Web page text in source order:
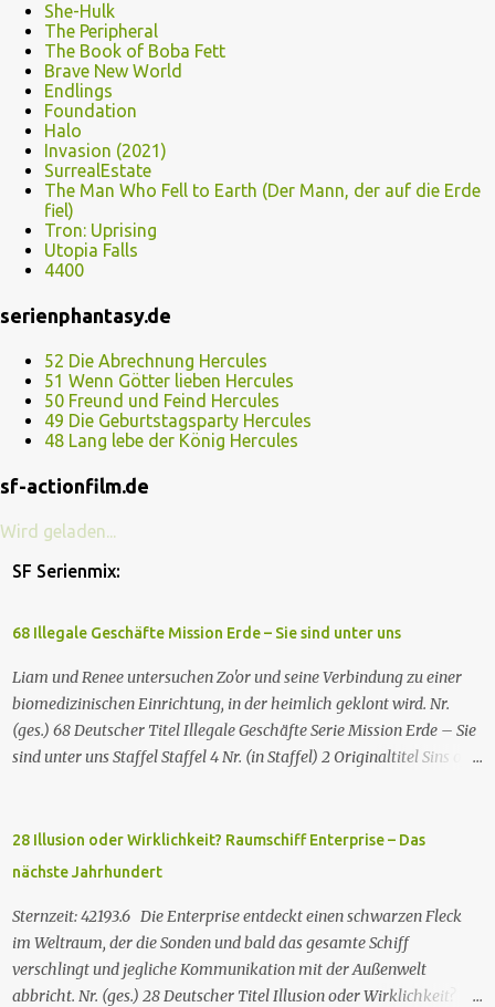
She-Hulk
The Peripheral
The Book of Boba Fett
Brave New World
Endlings
Foundation
Halo
Invasion (2021)
SurrealEstate
The Man Who Fell to Earth (Der Mann, der auf die Erde
fiel)
Tron: Uprising
Utopia Falls
4400
serienphantasy.de
52 Die Abrechnung Hercules
51 Wenn Götter lieben Hercules
50 Freund und Feind Hercules
49 Die Geburtstagsparty Hercules
48 Lang lebe der König Hercules
sf-actionfilm.de
Wird geladen...
SF Serienmix:
68 Illegale Geschäfte Mission Erde – Sie sind unter uns
Liam und Renee untersuchen Zo'or und seine Verbindung zu einer
biomedizinischen Einrichtung, in der heimlich geklont wird. Nr.
(ges.) 68 Deutscher Titel Illegale Geschäfte Serie Mission Erde – Sie
sind unter uns Staffel Staffel 4 Nr. (in Staffel) 2 Original­titel Sins of
25. Sep. 2001 Es kommt eine außerirdische Rasse, die Taelons oder
Gefährten genannt wird, auf die Erde. Sie bieten den Menschen auf
Hungersnöte eindämmen, Umweltprobleme lösen und Konflikte
beenden können. Im Gegenzug verlangen sie, dass man sie auf der
Erde leben lässt. Doch eine Gruppe von Erdlingen, die an der
Freundlichkeit der Taelons zweifelt, organisiert eine
28 Illusion oder Wirklichkeit? Raumschiff Enterprise – Das
nächste Jahrhundert
Sternzeit: 42193.6 Die Enterprise entdeckt einen schwarzen Fleck
im Weltraum, der die Sonden und bald das gesamte Schiff
verschlingt und jegliche Kommunikation mit der Außenwelt
abbricht. Nr. (ges.) 28 Deutscher Titel Illusion oder Wirklichkeit?